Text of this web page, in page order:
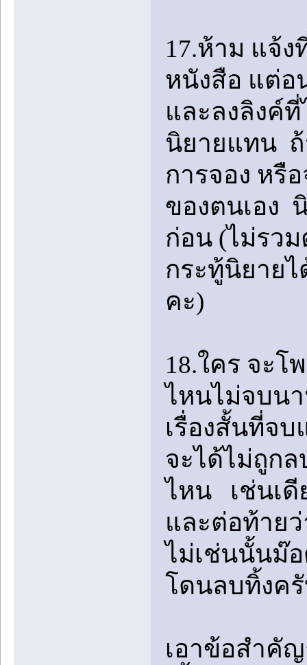
17.ห้าม แจ้
หนังสือ แต่อ
และลงลิงค์
นิยายแทน ถ้
การจอง หรื
ของตนเอง
ก่อน (ไม่รว
กระทู้นิยาย
คะ)
18.ใคร จะโ
ไหนไม่จบน
เรื่องสั้นที่จ
จะได้ไม่ถูกล
ไหน เช่นเดี
และต่อท้าย
ไม่เช่นนั้นม๊
โดนลบทิ้งค
เอาข้อสำคั